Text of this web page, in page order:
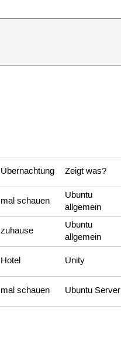
Übernachtung Zeigt was?
mal schauen
Ubuntu
allgemein
zuhause
Ubuntu
allgemein
Hotel Unity
mal schauen Ubuntu Server